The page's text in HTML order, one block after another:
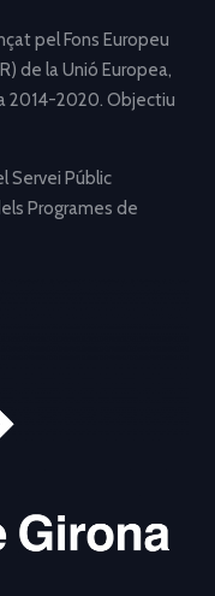
pel Fons Europeu
de la Unió Europea,
2014-2020. Objectiu
Servei Públic
Programes de